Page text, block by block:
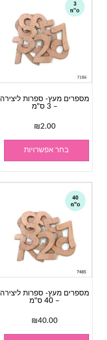
מספרים מעץ- ספרות ליצירה
– 3 ס"מ
₪2.00
בחר אפשרויות
מספרים מעץ- ספרות ליצירה
– 40 ס"מ
₪40.00